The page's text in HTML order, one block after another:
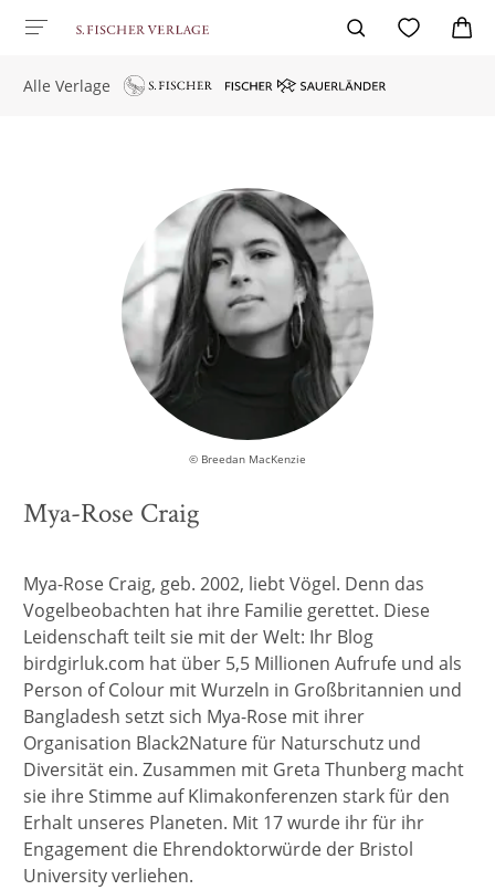
Alle Verlage
© Breedan MacKenzie
Mya-Rose Craig
Mya-Rose Craig, geb. 2002, liebt Vögel. Denn das
Vogelbeobachten hat ihre Familie gerettet. Diese
Leidenschaft teilt sie mit der Welt: Ihr Blog
birdgirluk.com hat über 5,5 Millionen Aufrufe und als
Person of Colour mit Wurzeln in Großbritannien und
Bangladesh setzt sich Mya-Rose mit ihrer
Organisation Black2Nature für Naturschutz und
Diversität ein. Zusammen mit Greta Thunberg macht
sie ihre Stimme auf Klimakonferenzen stark für den
Erhalt unseres Planeten. Mit 17 wurde ihr für ihr
Engagement die Ehrendoktorwürde der Bristol
University verliehen.